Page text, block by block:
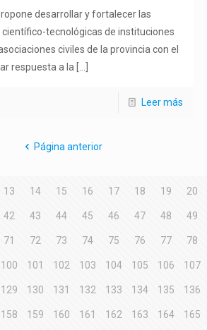
desarrollar y fortalecer las
tecnológicas de instituciones
civiles de la provincia con el
respuesta a la[…]
Leer más
Página anterior
13 14 15 16 17 18 19 20
42 43 44 45 46 47 48 49
71 72 73 74 75 76 77 78
100 101 102 103 104 105 106 107
129 130 131 132 133 134 135 136
158 159 160 161 162 163 164 165